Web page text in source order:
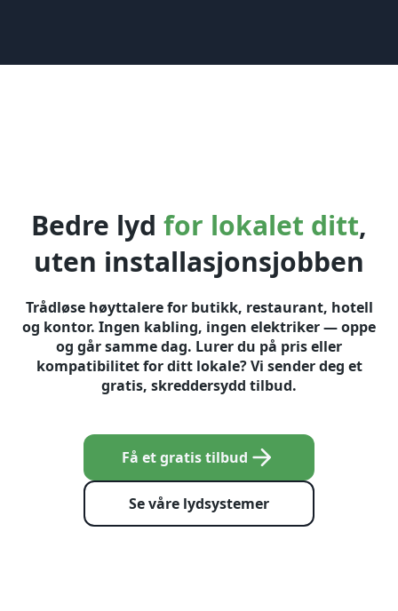
Bedre lyd for lokalet ditt,
uten installasjonsjobben
Trådløse høyttalere for butikk, restaurant, hotell
og kontor. Ingen kabling, ingen elektriker — oppe
og går samme dag. Lurer du på pris eller
kompatibilitet for ditt lokale? Vi sender deg et
gratis, skreddersydd tilbud.
Få et gratis tilbud
Se våre lydsystemer